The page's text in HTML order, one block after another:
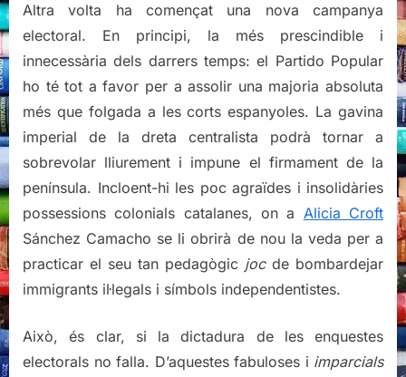
Altra volta ha començat una nova campanya
electoral. En principi, la més prescindible i
innecessària dels darrers temps: el Partido Popular
ho té tot a favor per a assolir una majoria absoluta
més que folgada a les corts espanyoles. La gavina
imperial de la dreta centralista podrà tornar a
sobrevolar lliurement i impune el firmament de la
península. Incloent-hi les poc agraïdes i insolidàries
possessions colonials catalanes, on a Alicia Croft
Sánchez Camacho se li obrirà de nou la veda per a
practicar el seu tan pedagògic jocde bombardejar
immigrants il·legals i símbols independentistes.
Això, és clar, si la dictadura de les enquestes
electorals no falla. D’aquestes fabuloses i imparcials